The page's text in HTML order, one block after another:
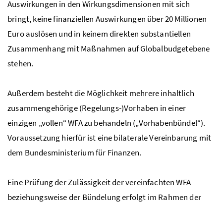
Auswirkungen in den Wirkungsdimensionen mit sich
bringt, keine finanziellen Auswirkungen über 20 Millionen
Euro auslösen und in keinem direkten substantiellen
Zusammenhang mit Maßnahmen auf Globalbudgetebene
stehen.
Außerdem besteht die Möglichkeit mehrere inhaltlich
zusammengehörige (Regelungs-)Vorhaben in einer
einzigen „vollen“ WFA zu behandeln („Vorhabenbündel“).
Voraussetzung hierfür ist eine bilaterale Vereinbarung mit
dem Bundesministerium für Finanzen.
Eine Prüfung der Zulässigkeit der vereinfachten WFA
beziehungsweise der Bündelung erfolgt im Rahmen der